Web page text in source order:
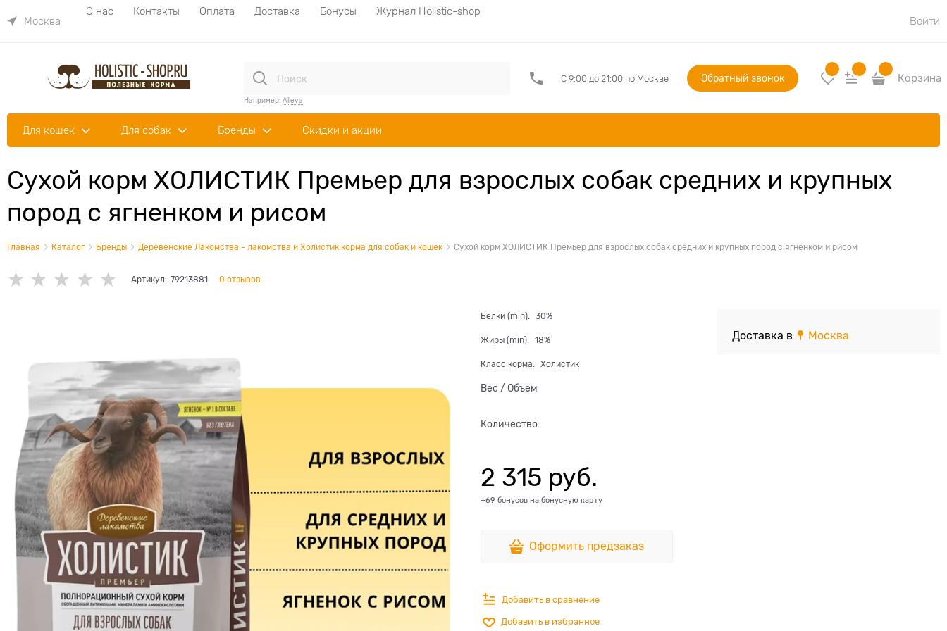
Москва
О нас Контакты Оплата Доставка Бонусы
Журнал Holistic-shop
Войти
Например: Alleva
С 9:00 до 21:00 по Москве Обратный звонок Корзина
Для кошек Для собак Бренды Скидки и акции
Сухой корм ХОЛИСТИК Премьер для взрослых собак средних и крупных
пород с ягненком и рисом
Главная Каталог Бренды Деревенские Лакомства - лакомства и Холистик корма для собак и кошек Сухой корм ХОЛИСТИК Премьер для взрослых собак средних и крупных пород с ягненком и рисом
Артикул: 79213881 0 отзывов
Белки (min): 30%
Жиры (min): 18%
Класс корма: Холистик
Вес / Объем
Количество:
2 315 руб.
+69 бонусов на бонусную карту
Оформить предзаказ
Добавить в сравнение
Добавить в избранное
Доставка в Москва